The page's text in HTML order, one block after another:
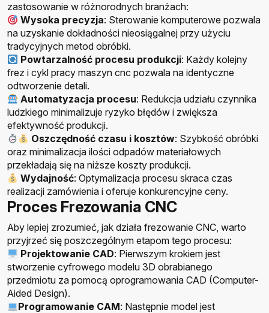
zastosowanie w różnorodnych branżach:
Wysoka precyzja: Sterowanie komputerowe pozwala
na uzyskanie dokładności nieosiągalnej przy użyciu
tradycyjnych metod obróbki.
Powtarzalność procesu produkcji: Każdy kolejny
frez i cykl pracy maszyn cnc pozwala na identyczne
odtworzenie detali.
Automatyzacja procesu: Redukcja udziału czynnika
ludzkiego minimalizuje ryzyko błędów i zwiększa
efektywność produkcji.
Oszczędność czasu i kosztów: Szybkość obróbki
oraz minimalizacja ilości odpadów materiałowych
przekładają się na niższe koszty produkcji.
Wydajność: Optymalizacja procesu skraca czas
realizacji zamówienia i oferuje konkurencyjne ceny.
Proces Frezowania CNC
Aby lepiej zrozumieć, jak działa frezowanie CNC, warto
przyjrzeć się poszczególnym etapom tego procesu:
Projektowanie CAD: Pierwszym krokiem jest
stworzenie cyfrowego modelu 3D obrabianego
przedmiotu za pomocą oprogramowania CAD (Computer-
Aided Design).
Programowanie CAM: Następnie model jest